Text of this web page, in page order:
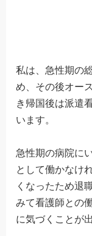
私は、急性期の
め、その後オー
き帰国後は派遣
います。
急性期の病院に
として働かなけ
くなったため退
みて看護師との
に気づくことが